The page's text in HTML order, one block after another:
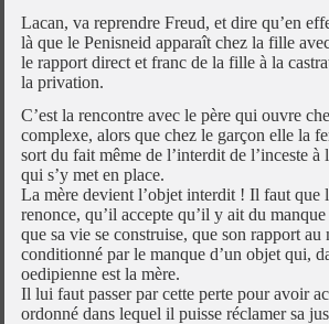
Lacan, va reprendre Freud, et dire qu’en
là que le Penisneid apparaît chez la fille
le rapport direct et franc de la fille à la
la privation.
C’est la rencontre avec le père qui ouvre
complexe, alors que chez le garçon elle la
sort du fait même de l’interdit de l’inceste à
qui s’y met en place.
La mère devient l’objet interdit ! Il faut que
renonce, qu’il accepte qu’il y ait du
que sa vie se construise, que son rapport au
conditionné par le manque d’un objet qui,
oedipienne est la mère.
Il lui faut passer par cette perte pour avoir
ordonné dans lequel il puisse réclamer sa